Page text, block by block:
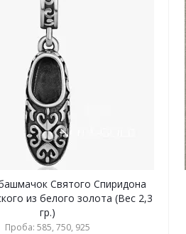
Святого Спиридона
из белого золота (Вес 2,3
гр.)
Проба: 585, 750, 925